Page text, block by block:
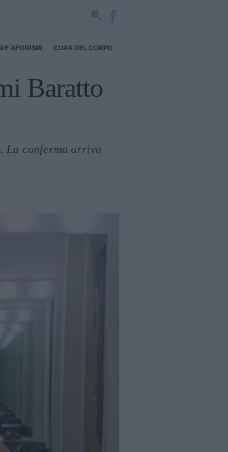
E AFORISMI CURA DEL CORPO
Baratto
La conferma arriva